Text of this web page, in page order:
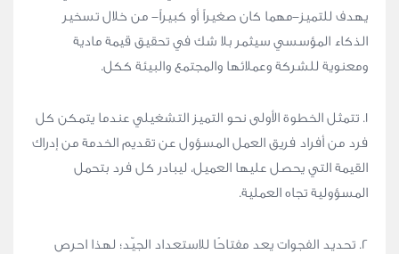
يهدف للتميز-مهما كان صغيراً أو كبيراً- من خلال تسخير
الذكاء المؤسسي سيثمر بلا شك في تحقيق قيمة مادية
ومعنوية للشركة وعملائها والمجتمع والبيئة ككل.
١. تتمثل الخطوة الأولى نحو التميز التشغيلي عندما يتمكن كل
فرد من أفراد فريق العمل المسؤول عن تقديم الخدمة من إدراك
القيمة التي يحصل عليها العميل، ليبادر كل فرد بتحمل
المسؤولية تجاه العملية.
٢. تحديد الفجوات يعد مفتاحًا للاستعداد الجيّد؛ لهذا احرص